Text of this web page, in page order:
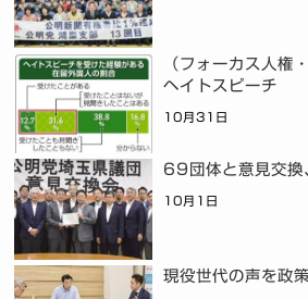
（フォーカス人権
ヘイトスピーチ
10月31日
69団体と意見交換
10月1日
現役世代の声を政